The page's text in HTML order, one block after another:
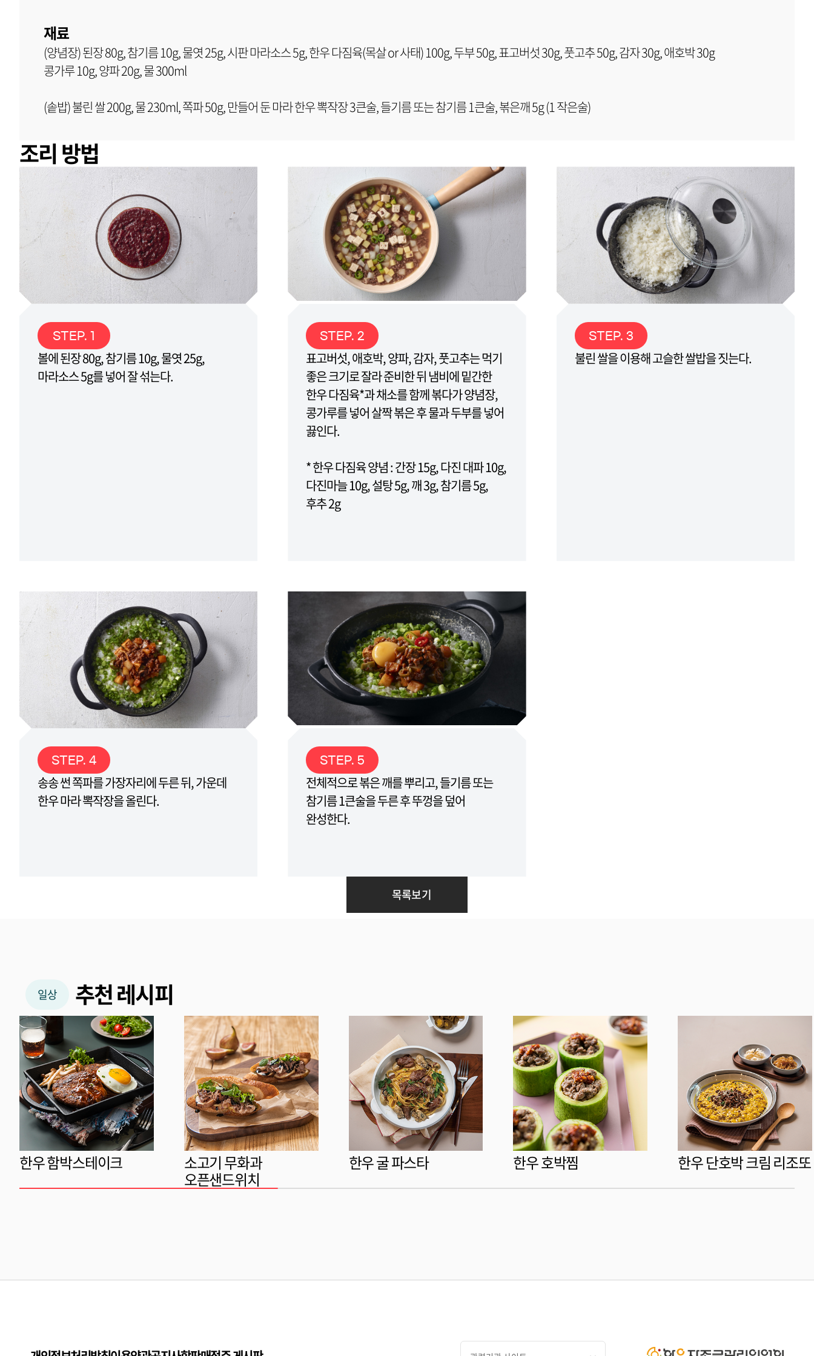
재료
(양념장) 된장 80g, 참기름 10g, 물엿 25g, 시판 마라소스 5g, 한우 다짐육(목살 or 사태) 100g, 두부 50g, 표고버섯 30g, 풋고추 50g, 감자 30g, 애호박 30g
콩가루 10g, 양파 20g, 물 300ml
(솥밥) 불린 쌀 200g, 물 230ml, 쪽파 50g, 만들어 둔 마라 한우 뽁작장 3큰술, 들기름 또는 참기름 1큰술, 볶은깨 5g (1 작은술)
조리 방법
STEP. 1
볼에 된장 80g, 참기름 10g, 물엿 25g,
마라소스 5g를 넣어 잘 섞는다.
STEP. 2
표고버섯, 애호박, 양파, 감자, 풋고추는 먹기
좋은 크기로 잘라 준비한 뒤 냄비에 밑간한
한우 다짐육*과 채소를 함께 볶다가 양념장,
콩가루를 넣어 살짝 볶은 후 물과 두부를 넣어
끓인다.
* 한우 다짐육 양념 : 간장 15g, 다진 대파 10g,
다진마늘 10g, 설탕 5g, 깨 3g, 참기름 5g,
후추 2g
STEP. 3
불린 쌀을 이용해 고슬한 쌀밥을 짓는다.
STEP. 4
송송 썬 쪽파를 가장자리에 두른 뒤, 가운데
한우 마라 뽁작장을 올린다.
STEP. 5
전체적으로 볶은 깨를 뿌리고, 들기름 또는
참기름 1큰술을 두른 후 뚜껑을 덮어
완성한다.
목록보기
일상 추천 레시피
한우 함박스테이크 소고기 무화과
오픈샌드위치
한우 굴 파스타 한우 호박찜 한우 단호박 크림 리조또